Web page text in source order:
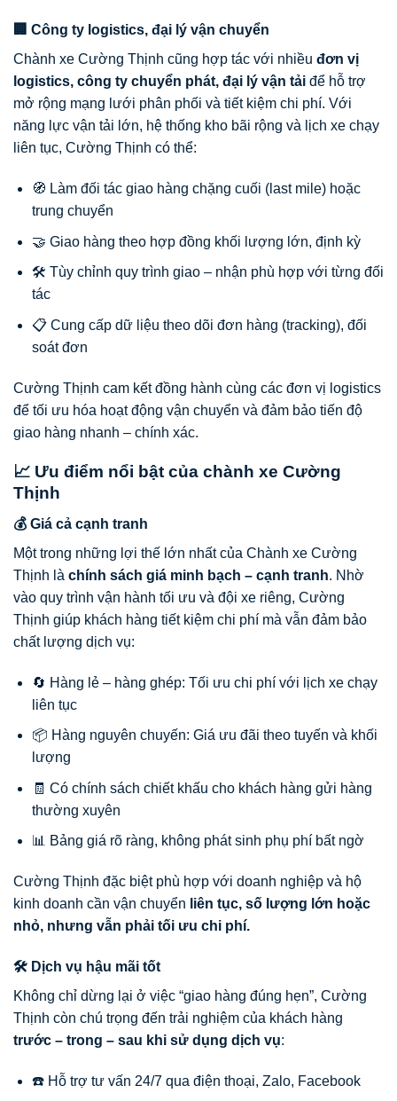
🏢 Công ty logistics, đại lý vận chuyển
Chành xe Cường Thịnh cũng hợp tác với nhiều đơn vị
logistics, công ty chuyển phát, đại lý vận tải để hỗ trợ
mở rộng mạng lưới phân phối và tiết kiệm chi phí. Với
năng lực vận tải lớn, hệ thống kho bãi rộng và lịch xe chạy
liên tục, Cường Thịnh có thể:
🧭 Làm đối tác giao hàng chặng cuối (last mile) hoặc
trung chuyển
🤝 Giao hàng theo hợp đồng khối lượng lớn, định kỳ
🛠️ Tùy chỉnh quy trình giao – nhận phù hợp với từng đối
tác
📋 Cung cấp dữ liệu theo dõi đơn hàng (tracking), đối
soát đơn
Cường Thịnh cam kết đồng hành cùng các đơn vị logistics
để tối ưu hóa hoạt động vận chuyển và đảm bảo tiến độ
giao hàng nhanh – chính xác.
📈 Ưu điểm nổi bật của chành xe Cường
Thịnh
💰 Giá cả cạnh tranh
Một trong những lợi thế lớn nhất của Chành xe Cường
Thịnh là chính sách giá minh bạch – cạnh tranh. Nhờ
vào quy trình vận hành tối ưu và đội xe riêng, Cường
Thịnh giúp khách hàng tiết kiệm chi phí mà vẫn đảm bảo
chất lượng dịch vụ:
🔄 Hàng lẻ – hàng ghép: Tối ưu chi phí với lịch xe chạy
liên tục
📦 Hàng nguyên chuyến: Giá ưu đãi theo tuyến và khối
lượng
🧾 Có chính sách chiết khấu cho khách hàng gửi hàng
thường xuyên
📊 Bảng giá rõ ràng, không phát sinh phụ phí bất ngờ
Cường Thịnh đặc biệt phù hợp với doanh nghiệp và hộ
kinh doanh cần vận chuyển liên tục, số lượng lớn hoặc
nhỏ, nhưng vẫn phải tối ưu chi phí.
🛠️ Dịch vụ hậu mãi tốt
Không chỉ dừng lại ở việc “giao hàng đúng hẹn”, Cường
Thịnh còn chú trọng đến trải nghiệm của khách hàng
trước – trong – sau khi sử dụng dịch vụ:
☎️ Hỗ trợ tư vấn 24/7 qua điện thoại, Zalo, Facebook